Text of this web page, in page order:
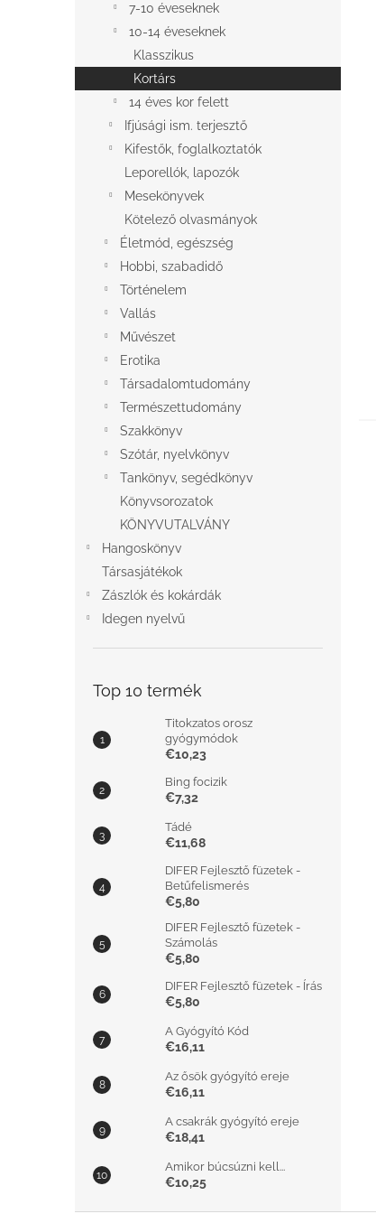
7-10 éveseknek
10-14 éveseknek
Klasszikus
Kortárs
14 éves kor felett
Ifjúsági ism. terjesztő
Kifestők, foglalkoztatók
Leporellók, lapozók
Mesekönyvek
Kötelező olvasmányok
Életmód, egészség
Hobbi, szabadidő
Történelem
Vallás
Művészet
Erotika
Társadalomtudomány
Természettudomány
Szakkönyv
Szótár, nyelvkönyv
Tankönyv, segédkönyv
Könyvsorozatok
KÖNYVUTALVÁNY
Hangoskönyv
Társasjátékok
Zászlók és kokárdák
Idegen nyelvű
Top 10 termék
Titokzatos orosz
gyógymódok
€10,23
Bing focizik
€7,32
Tádé
€11,68
DIFER Fejlesztő füzetek -
Betűfelismerés
€5,80
DIFER Fejlesztő füzetek -
Számolás
€5,80
DIFER Fejlesztő füzetek - Írás
€5,80
A Gyógyító Kód
€16,11
Az ősök gyógyító ereje
€16,11
A csakrák gyógyító ereje
€18,41
Amikor búcsúzni kell...
€10,25